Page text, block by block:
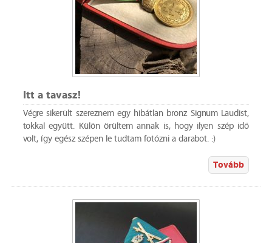
Itt a tavasz!
Végre sikerült szereznem egy hibátlan bronz Signum Laudist,
tokkal együtt. Külön örültem annak is, hogy ilyen szép idő
volt, így egész szépen le tudtam fotózni a darabot. :)
Tovább